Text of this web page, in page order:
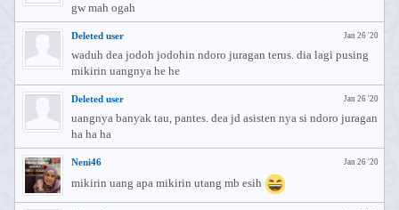
gw mah ogah
Jan 26 '20
Deleted user
waduh dea jodoh jodohin ndoro juragan terus. dia lagi pusing
mikirin uangnya he he
Jan 26 '20
Deleted user
uangnya banyak tau, pantes. dea jd asisten nya si ndoro juragan
ha ha ha
Jan 26 '20
Neni46
mikirin uang apa mikirin utang mb esih